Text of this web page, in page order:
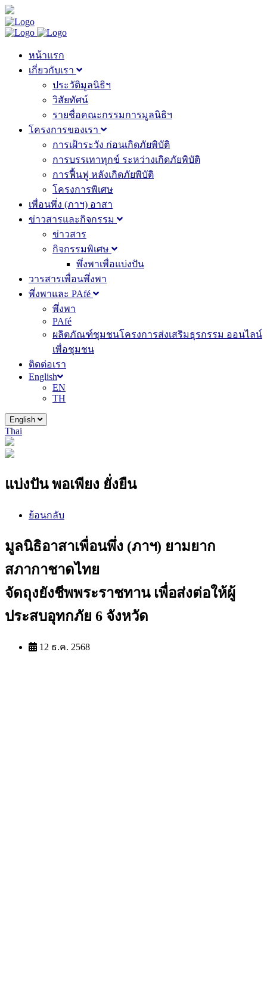
หน้าแรก
เกี่ยวกับเรา
ประวัติมูลนิธิฯ
วิสัยทัศน์
รายชื่อคณะกรรมการมูลนิธิฯ
โครงการของเรา
การเฝ้าระวัง ก่อนเกิดภัยพิบัติ
การบรรเทาทุกข์ ระหว่างเกิดภัยพิบัติ
การฟื้นฟู หลังเกิดภัยพิบัติ
โครงการพิเศษ
เพื่อนพึ่ง (ภาฯ) อาสา
ข่าวสารและกิจกรรม
ข่าวสาร
กิจกรรมพิเศษ
พึ่งพาเพื่อแบ่งปัน
วารสารเพื่อนพึ่งพา
พึ่งพาและ PAfé
พึ่งพา
PAfé
ผลิตภัณฑ์ชุมชนโครงการส่งเสริมธุรกรรม ออนไลน์
เพื่อชุมชน
ติดต่อเรา
English
EN
TH
English
Thai
แบ่งปัน พอเพียง ยั่งยืน
ย้อนกลับ
มูลนิธิอาสาเพื่อนพึ่ง (ภาฯ) ยามยาก
สภากาชาดไทย
จัดถุงยังชีพพระราชทาน เพื่อส่งต่อให้ผู้
ประสบอุทกภัย 6 จังหวัด
12 ธ.ค. 2568